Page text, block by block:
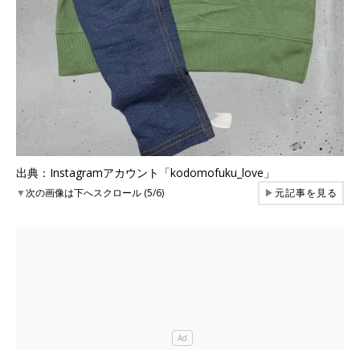
出典：Instagramアカウント「kodomofuku_love」
▼次の画像は下へスクロール (5/6) ▶元記事を見る